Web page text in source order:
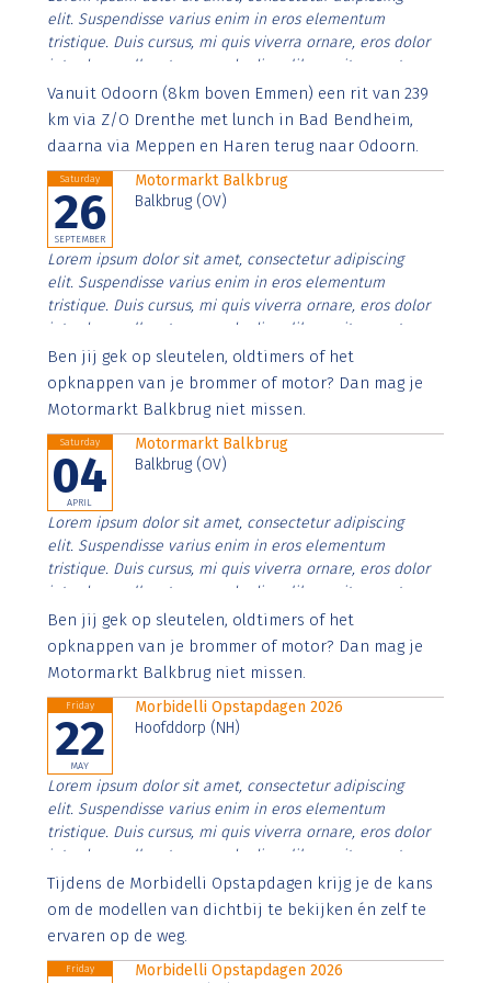
elit. Suspendisse varius enim in eros elementum
tristique. Duis cursus, mi quis viverra ornare, eros dolor
interdum nulla, ut commodo diam libero vitae erat.
Aenean faucibus nibh et justo cursus id rutrum lorem
imperdiet. Nunc ut sem vitae risus tristique posuere.
Vanuit Odoorn (8km boven Emmen) een rit van 239
km via Z/O Drenthe met lunch in Bad Bendheim,
daarna via Meppen en Haren terug naar Odoorn.
Saturday
26
SEPTEMBER
Motormarkt Balkbrug
Balkbrug (OV)
Lorem ipsum dolor sit amet, consectetur adipiscing
elit. Suspendisse varius enim in eros elementum
tristique. Duis cursus, mi quis viverra ornare, eros dolor
interdum nulla, ut commodo diam libero vitae erat.
Aenean faucibus nibh et justo cursus id rutrum lorem
imperdiet. Nunc ut sem vitae risus tristique posuere.
Ben jij gek op sleutelen, oldtimers of het
opknappen van je brommer of motor? Dan mag je
Motormarkt Balkbrug niet missen.
Saturday
04
APRIL
Motormarkt Balkbrug
Balkbrug (OV)
Lorem ipsum dolor sit amet, consectetur adipiscing
elit. Suspendisse varius enim in eros elementum
tristique. Duis cursus, mi quis viverra ornare, eros dolor
interdum nulla, ut commodo diam libero vitae erat.
Aenean faucibus nibh et justo cursus id rutrum lorem
imperdiet. Nunc ut sem vitae risus tristique posuere.
Ben jij gek op sleutelen, oldtimers of het
opknappen van je brommer of motor? Dan mag je
Motormarkt Balkbrug niet missen.
Friday
22
MAY
Morbidelli Opstapdagen 2026
Hoofddorp (NH)
Lorem ipsum dolor sit amet, consectetur adipiscing
elit. Suspendisse varius enim in eros elementum
tristique. Duis cursus, mi quis viverra ornare, eros dolor
interdum nulla, ut commodo diam libero vitae erat.
Aenean faucibus nibh et justo cursus id rutrum lorem
imperdiet. Nunc ut sem vitae risus tristique posuere.
Tijdens de Morbidelli Opstapdagen krijg je de kans
om de modellen van dichtbij te bekijken én zelf te
ervaren op de weg.
Friday
Morbidelli Opstapdagen 2026